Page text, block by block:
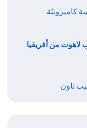
كاميرونيّة
لاهوت من أفريقيا
تاون